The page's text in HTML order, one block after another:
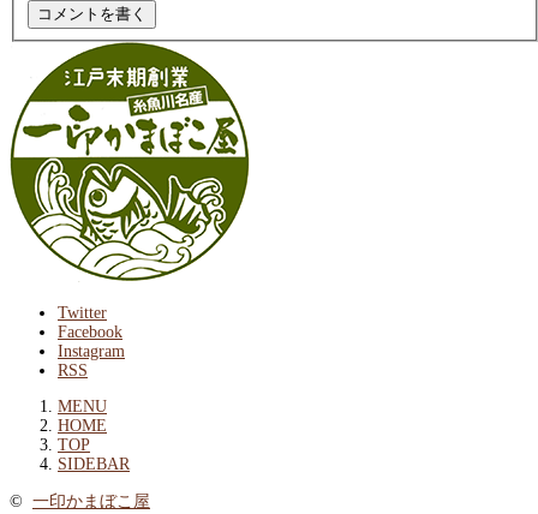
Twitter
Facebook
Instagram
RSS
MENU
HOME
TOP
SIDEBAR
© 一印かまぼこ屋